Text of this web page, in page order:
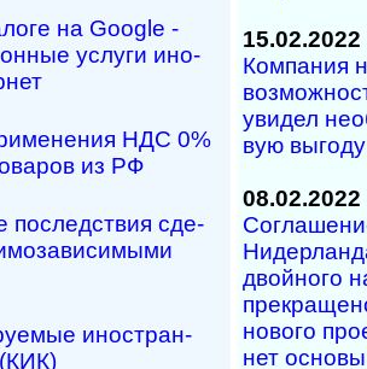
на Google -
услуги ино­
НДС 0%
из РФ
послед­ст­вия сде­
ино­ст­ран­
15.02.2022
Компания
уви­дел
вую выгоду
08.02.2022
двойного
но­во­го
нет